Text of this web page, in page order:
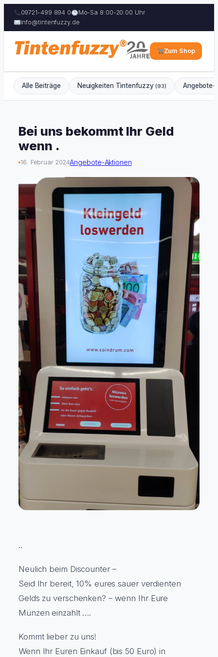
09721-499 894 0
Mo-Sa 8:00-20:00 Uhr
info@tintenfuzzy.de
Zum Shop
Alle Beiträge Neuigkeiten Tintenfuzzy(93)
springen
Bei uns bekommt Ihr Geld
wenn .
16. Februar 2024Angebote-Aktionen
..
Neulich beim Discounter –
Seid Ihr bereit, 10% eures sauer verdienten
Gelds zu verschenken? – wenn Ihr Eure
Münzen einzahlt ….
Kommt lieber zu uns!
Wenn Ihr Euren Einkauf (bis 50 Euro) in